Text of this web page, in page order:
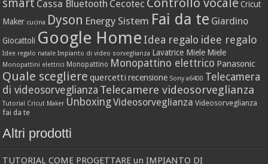
smart Cassa Bluetooth Cecotec
Cricut
Maker cucina Dyson Energy Sistem Fai da te Giardino
Giocattoli Google Home Idea regalo idee regalo
Idee regalo natale Impianto di video sorveglianza Lavatrice Miele Miele
Monopattini elettrici Monopattino Monopattino elettrico Panasonic
Quale scegliere quercetti recensione Sony a6400 Telecamera
di videosorveglianza Telecamere videosorveglianza
Tutorial Cricut Maker UnboxingVideosorveglianza Videosorveglianza
fai da te
Altri prodotti
TUTORIAL COME PROGETTARE un IMPIANTO DI